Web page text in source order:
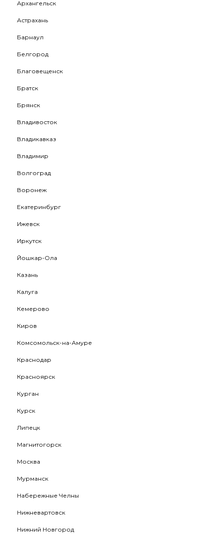
Архангельск
Астрахань
Барнаул
Белгород
Благовещенск
Братск
Брянск
Владивосток
Владикавказ
Владимир
Волгоград
Воронеж
Екатеринбург
Ижевск
Иркутск
Йошкар-Ола
Казань
Калуга
Кемерово
Киров
Комсомольск-на-Амуре
Краснодар
Красноярск
Курган
Курск
Липецк
Магнитогорск
Москва
Мурманск
Набережные Челны
Нижневартовск
Нижний Новгород